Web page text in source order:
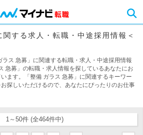
する求人・転職・中途採用情報＜
ス 急募」に関連する転職・求人・中途採用情報
急募」の転職・求人情報を探しているあなたにお
ます。「整備 ガラス 急募」に関連するキーワー
探しいただけるので、あなたにぴったりのお仕事
1～50件 (全464件中)